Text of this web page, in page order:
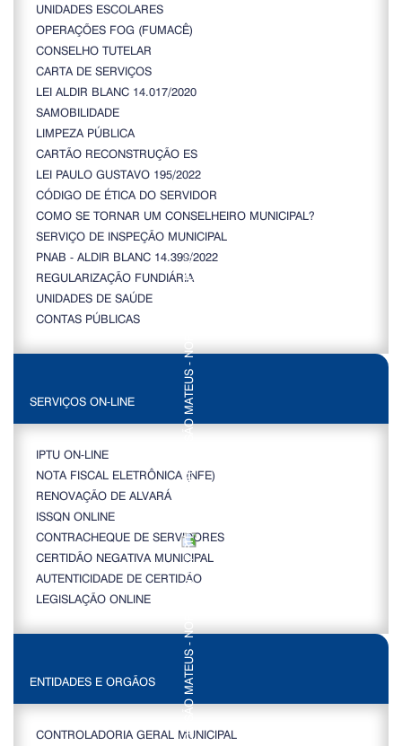
UNIDADES ESCOLARES
OPERAÇÕES FOG (FUMACÊ)
CONSELHO TUTELAR
CARTA DE SERVIÇOS
LEI ALDIR BLANC 14.017/2020
SAMOBILIDADE
LIMPEZA PÚBLICA
CARTÃO RECONSTRUÇÃO ES
LEI PAULO GUSTAVO 195/2022
CÓDIGO DE ÉTICA DO SERVIDOR
COMO SE TORNAR UM CONSELHEIRO MUNICIPAL?
SERVIÇO DE INSPEÇÃO MUNICIPAL
PNAB - ALDIR BLANC 14.399/2022
REGULARIZAÇÃO FUNDIÁRIA
UNIDADES DE SAÚDE
CONTAS PÚBLICAS
SERVIÇOS ON-LINE
IPTU ON-LINE
NOTA FISCAL ELETRÔNICA (NFE)
RENOVAÇÃO DE ALVARÁ
ISSQN ONLINE
CONTRACHEQUE DE SERVIDORES
CERTIDÃO NEGATIVA MUNICIPAL
AUTENTICIDADE DE CERTIDÃO
LEGISLAÇÃO ONLINE
ENTIDADES E ORGÃOS
CONTROLADORIA GERAL MUNICIPAL